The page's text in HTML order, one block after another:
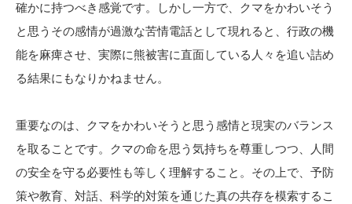
確かに持つべき感覚です。しかし一方で、クマをかわいそう
と思うその感情が過激な苦情電話として現れると、行政の機
能を麻痺させ、実際に熊被害に直面している人々を追い詰め
る結果にもなりかねません。
重要なのは、クマをかわいそうと思う感情と現実のバランス
を取ることです。クマの命を思う気持ちを尊重しつつ、人間
の安全を守る必要性も等しく理解すること。その上で、予防
策や教育、対話、科学的対策を通じた真の共存を模索するこ